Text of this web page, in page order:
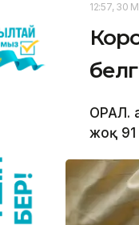
12:57, 30
ОРАЛ.
жоқ 91